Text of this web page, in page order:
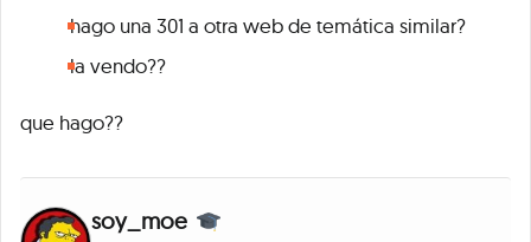
hago una 301 a otra web de temática similar?
la vendo??
que hago??
soy_moe